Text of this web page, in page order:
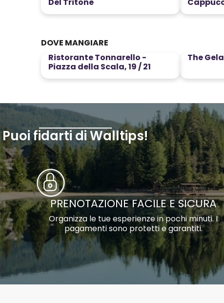
DOVE MANGIARE
Ristorante Tonnarello -
Piazza della Scala, 19 / 21
The
Puoi fidarti di Walltips!
PRENOTAZIONE FACILE E SICURA
Organizza le tue esperienze in pochi minuti. I
pagamenti sono protetti e garantiti.